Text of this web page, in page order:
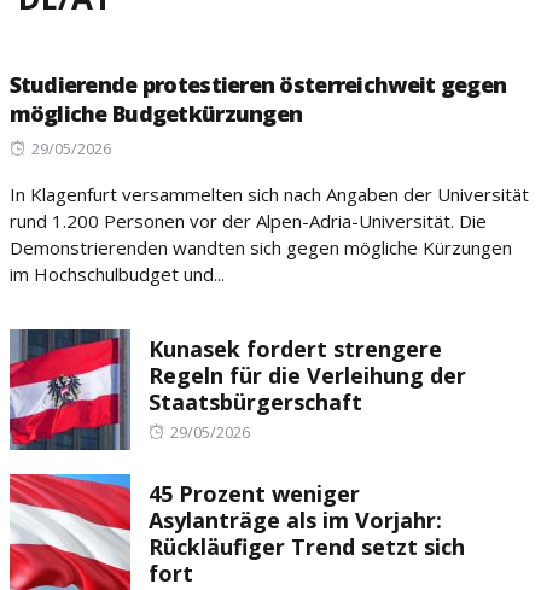
Studierende protestieren österreichweit gegen
mögliche Budgetkürzungen
Posted
29/05/2026
In Klagenfurt versammelten sich nach Angaben der Universität
rund 1.200 Personen vor der Alpen-Adria-Universität. Die
Demonstrierenden wandten sich gegen mögliche Kürzungen
im Hochschulbudget und...
Kunasek fordert strengere
Regeln für die Verleihung der
Staatsbürgerschaft
Posted
29/05/2026
45 Prozent weniger
Asylanträge als im Vorjahr:
Rückläufiger Trend setzt sich
fort